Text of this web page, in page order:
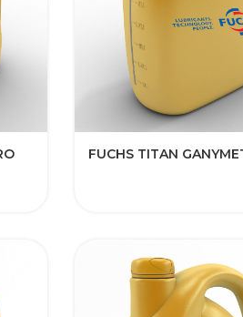
FUCHS TITAN